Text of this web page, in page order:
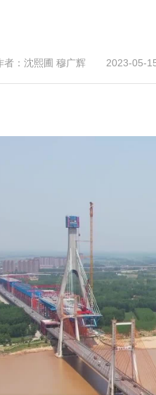
者： 沈熙圃 穆广辉 2023-05-